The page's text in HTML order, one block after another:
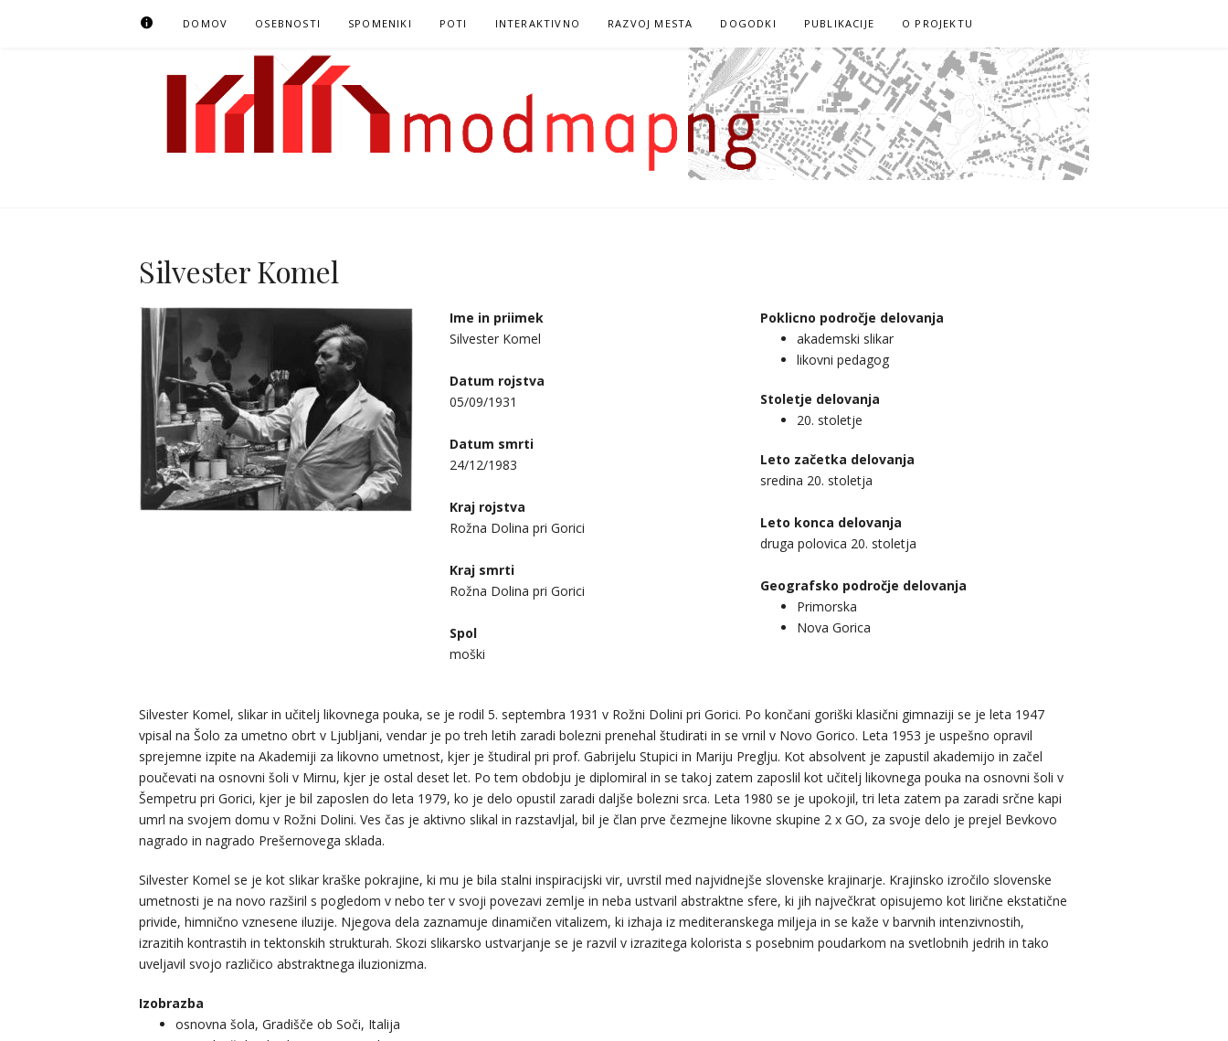
KOLOFON
DOMOV OSEBNOSTI SPOMENIKI POTI INTERAKTIVNO RAZVOJ MESTA DOGODKI PUBLIKACIJE O PROJEKTU
Silvester Komel
Ime in priimek
Silvester Komel
Datum rojstva
05/09/1931
Datum smrti
24/12/1983
Kraj rojstva
Rožna Dolina pri Gorici
Kraj smrti
Rožna Dolina pri Gorici
Spol
moški
Poklicno področje delovanja
akademski slikar
likovni pedagog
Stoletje delovanja
20. stoletje
Leto začetka delovanja
sredina 20. stoletja
Leto konca delovanja
druga polovica 20. stoletja
Geografsko področje delovanja
Primorska
Nova Gorica
Silvester Komel, slikar in učitelj likovnega pouka, se je rodil 5. septembra 1931 v Rožni Dolini pri Gorici. Po končani goriški klasični gimnaziji se je leta 1947
vpisal na Šolo za umetno obrt v Ljubljani, vendar je po treh letih zaradi bolezni prenehal študirati in se vrnil v Novo Gorico. Leta 1953 je uspešno opravil
sprejemne izpite na Akademiji za likovno umetnost, kjer je študiral pri prof. Gabrijelu Stupici in Mariju Preglju. Kot absolvent je zapustil akademijo in začel
poučevati na osnovni šoli v Mirnu, kjer je ostal deset let. Po tem obdobju je diplomiral in se takoj zatem zaposlil kot učitelj likovnega pouka na osnovni šoli v
Šempetru pri Gorici, kjer je bil zaposlen do leta 1979, ko je delo opustil zaradi daljše bolezni srca. Leta 1980 se je upokojil, tri leta zatem pa zaradi srčne kapi
umrl na svojem domu v Rožni Dolini. Ves čas je aktivno slikal in razstavljal, bil je član prve čezmejne likovne skupine 2 x GO, za svoje delo je prejel Bevkovo
nagrado in nagrado Prešernovega sklada.
Silvester Komel se je kot slikar kraške pokrajine, ki mu je bila stalni inspiracijski vir, uvrstil med najvidnejše slovenske krajinarje. Krajinsko izročilo slovenske
umetnosti je na novo razširil s pogledom v nebo ter v svoji povezavi zemlje in neba ustvaril abstraktne sfere, ki jih največkrat opisujemo kot lirične ekstatične
privide, himnično vznesene iluzije. Njegova dela zaznamuje dinamičen vitalizem, ki izhaja iz mediteranskega miljeja in se kaže v barvnih intenzivnostih,
izrazitih kontrastih in tektonskih strukturah. Skozi slikarsko ustvarjanje se je razvil v izrazitega kolorista s posebnim poudarkom na svetlobnih jedrih in tako
uveljavil svojo različico abstraktnega iluzionizma.
​Izobrazba
osnovna šola, Gradišče ob Soči, Italija